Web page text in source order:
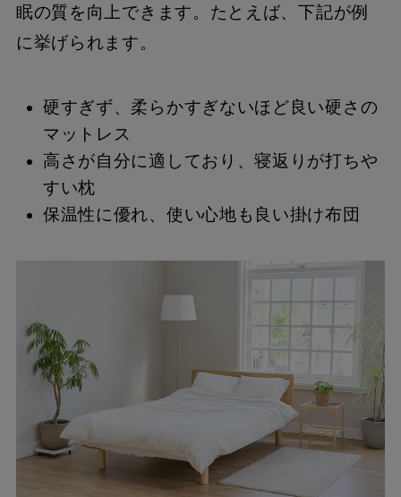
眠の質を向上できます。たとえば、下記が例
に挙げられます。
硬すぎず、柔らかすぎないほど良い硬さの
マットレス
高さが自分に適しており、寝返りが打ちや
すい枕
保温性に優れ、使い心地も良い掛け布団